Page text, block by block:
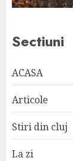
Sectiuni
ACASA
Articole
Stiri din cluj
La zi